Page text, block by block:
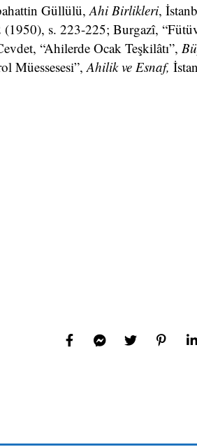
Güllülü, Ahi Birlikleri,
s. 223-225; Burgazî,
“Ahilerde Ocak Teşkilâtı”,
Müessesesi”, Ahilik ve Esnaf,